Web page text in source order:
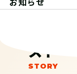
ストー